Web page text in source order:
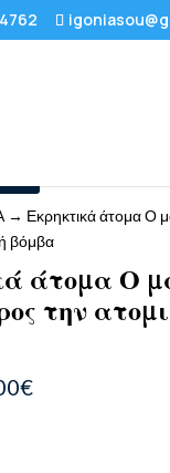
→ Εκρηκτικά άτομα Ο
βόμβα
άτομα Ο
την
€Η